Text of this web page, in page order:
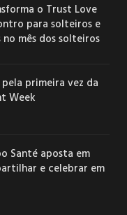
o Trust Love
para solteiros e
mês dos solteiros
primeira vez da
Week
Santé aposta em
e celebrar em